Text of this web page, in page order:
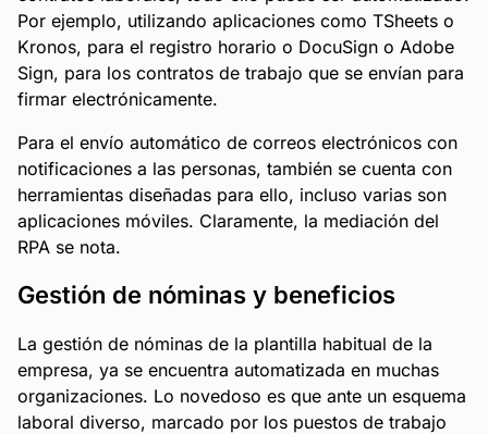
Por ejemplo, utilizando aplicaciones como TSheets o
Kronos, para el registro horario o DocuSign o Adobe
Sign, para los contratos de trabajo que se envían para
firmar electrónicamente.
Para el envío automático de correos electrónicos con
notificaciones a las personas, también se cuenta con
herramientas diseñadas para ello, incluso varias son
aplicaciones móviles. Claramente, la mediación del
RPA se nota.
Gestión de nóminas y beneficios
La gestión de nóminas de la plantilla habitual de la
empresa, ya se encuentra automatizada en muchas
organizaciones. Lo novedoso es que ante un esquema
laboral diverso, marcado por los puestos de trabajo